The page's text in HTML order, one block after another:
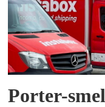
Porter-